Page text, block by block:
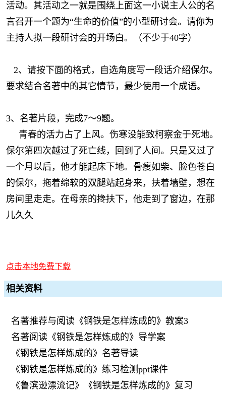
活动。其活动之一就是围绕上面这一小说主人公的名
言召开一个题为“生命的价值”的小型研讨会。请你为
主持人拟一段研讨会的开场白。（不少于40字）
2、请按下面的格式，自选角度写一段话介绍保尔。
要求结合名著中的其它情节，最少使用一个成语。
3、名著片段，完成7～9题。
青春的活力占了上风。伤寒没能致柯察金于死地。
保尔第四次越过了死亡线，回到了人间。只是又过了
一个月以后，他才能起床下地。骨瘦如柴、脸色苍白
的保尔，拖着绵软的双腿站起身来，扶着墙壁，想在
房间里走走。在母亲的搀扶下，他走到了窗边，在那
儿久久
点击本地免费下载
相关资料
名著推荐与阅读《钢铁是怎样炼成的》教案3
名著阅读《钢铁是怎样炼成的》导学案
《钢铁是怎样炼成的》名著导读
《钢铁是怎样炼成的》练习检测ppt课件
《鲁滨逊漂流记》《钢铁是怎样炼成的》复习